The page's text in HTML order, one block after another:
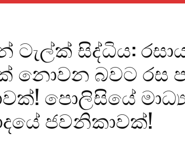
ටැල්ක් සිද්ධිය:
නොවන බවට රස
පොලිසියේ
ජවනිකාවක්!